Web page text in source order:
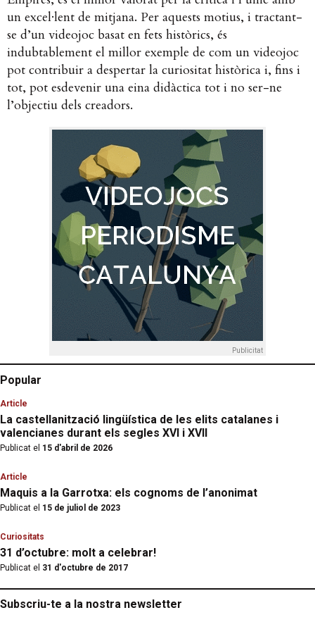
un excel·lent de mitjana. Per aquests motius, i tractant-
se d’un videojoc basat en fets històrics, és
indubtablement el millor exemple de com un videojoc
pot contribuir a despertar la curiositat històrica i, fins i
tot, pot esdevenir una eina didàctica tot i no ser-ne
l’objectiu dels creadors.
Publicitat
Popular
Article
La castellanització lingüística de les elits catalanes i
valencianes durant els segles XVI i XVII
Publicat el 15 d'abril de 2026
Article
Maquis a la Garrotxa: els cognoms de l’anonimat
Publicat el 15 de juliol de 2023
Curiositats
31 d’octubre: molt a celebrar!
Publicat el 31 d'octubre de 2017
Subscriu-te a la nostra newsletter